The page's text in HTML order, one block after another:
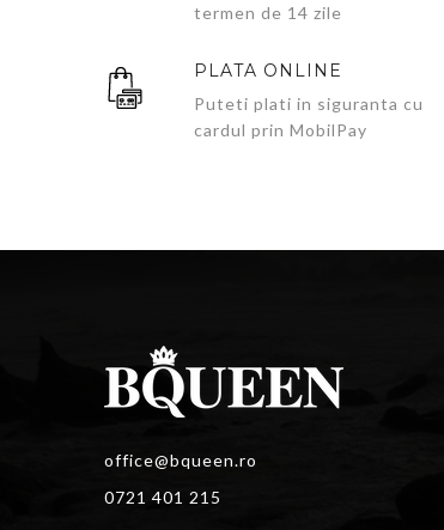
termen de 14 zile
PLATA ONLINE
Puteti plati in siguranta cu
cardul prin MobilPay
office@bqueen.ro
0721 401 215